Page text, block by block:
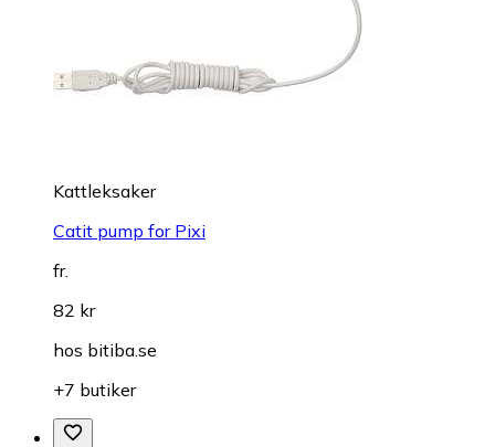
Kattleksaker
Catit pump for Pixi
fr.
82 kr
hos bitiba.se
+7 butiker